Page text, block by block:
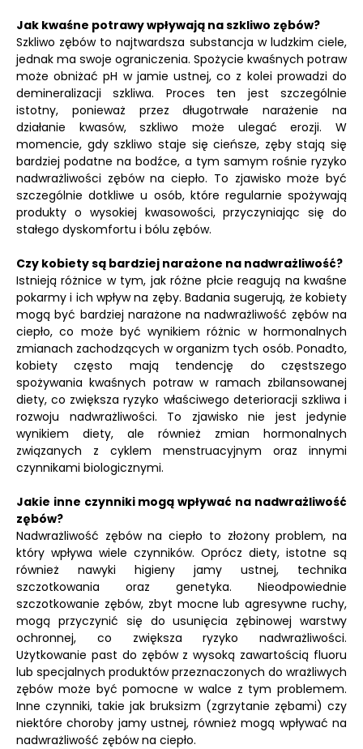
Jak kwaśne potrawy wpływają na szkliwo zębów?
Szkliwo zębów to najtwardsza substancja w ludzkim ciele,
jednak ma swoje ograniczenia. Spożycie kwaśnych potraw
może obniżać pH w jamie ustnej, co z kolei prowadzi do
demineralizacji szkliwa. Proces ten jest szczególnie
istotny, ponieważ przez długotrwałe narażenie na
działanie kwasów, szkliwo może ulegać erozji. W
momencie, gdy szkliwo staje się cieńsze, zęby stają się
bardziej podatne na bodźce, a tym samym rośnie ryzyko
nadwrażliwości zębów na ciepło. To zjawisko może być
szczególnie dotkliwe u osób, które regularnie spożywają
produkty o wysokiej kwasowości, przyczyniając się do
stałego dyskomfortu i bólu zębów.
Czy kobiety są bardziej narażone na nadwrażliwość?
Istnieją różnice w tym, jak różne płcie reagują na kwaśne
pokarmy i ich wpływ na zęby. Badania sugerują, że kobiety
mogą być bardziej narażone na nadwrażliwość zębów na
ciepło, co może być wynikiem różnic w hormonalnych
zmianach zachodzących w organizm tych osób. Ponadto,
kobiety często mają tendencję do częstszego
spożywania kwaśnych potraw w ramach zbilansowanej
diety, co zwiększa ryzyko właściwego deterioracji szkliwa i
rozwoju nadwrażliwości. To zjawisko nie jest jedynie
wynikiem diety, ale również zmian hormonalnych
związanych z cyklem menstruacyjnym oraz innymi
czynnikami biologicznymi.
Jakie inne czynniki mogą wpływać na nadwrażliwość
zębów?
Nadwrażliwość zębów na ciepło to złożony problem, na
który wpływa wiele czynników. Oprócz diety, istotne są
również nawyki higieny jamy ustnej, technika
szczotkowania oraz genetyka. Nieodpowiednie
szczotkowanie zębów, zbyt mocne lub agresywne ruchy,
mogą przyczynić się do usunięcia zębinowej warstwy
ochronnej, co zwiększa ryzyko nadwrażliwości.
Użytkowanie past do zębów z wysoką zawartością fluoru
lub specjalnych produktów przeznaczonych do wrażliwych
zębów może być pomocne w walce z tym problemem.
Inne czynniki, takie jak bruksizm (zgrzytanie zębami) czy
niektóre choroby jamy ustnej, również mogą wpływać na
nadwrażliwość zębów na ciepło.